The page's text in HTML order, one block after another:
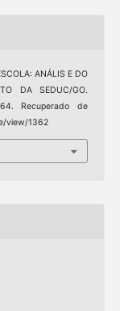
ANÁLIS E DO
DA SEDUC/GO.
Recuperado de
view/1362